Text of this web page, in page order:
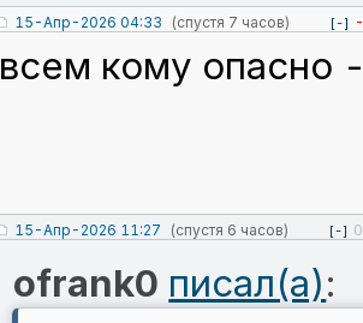
15-Апр-2026 04:33 (спустя 7 часов) [-]
всем кому опасно
15-Апр-2026 11:27 (спустя 6 часов) [-] 0
ofrank0 писал(а):